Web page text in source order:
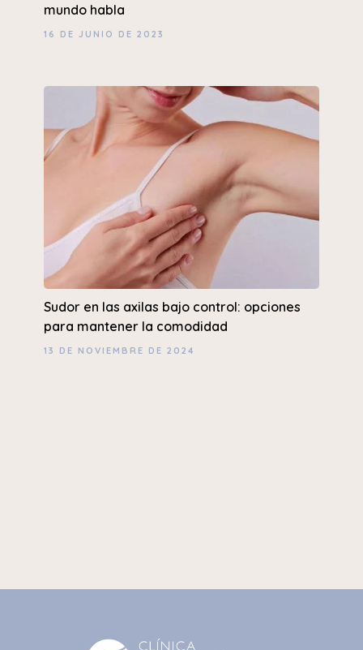
mundo habla
16 DE JUNIO DE 2023
Sudor en las axilas bajo control: opciones
para mantener la comodidad
13 DE NOVIEMBRE DE 2024